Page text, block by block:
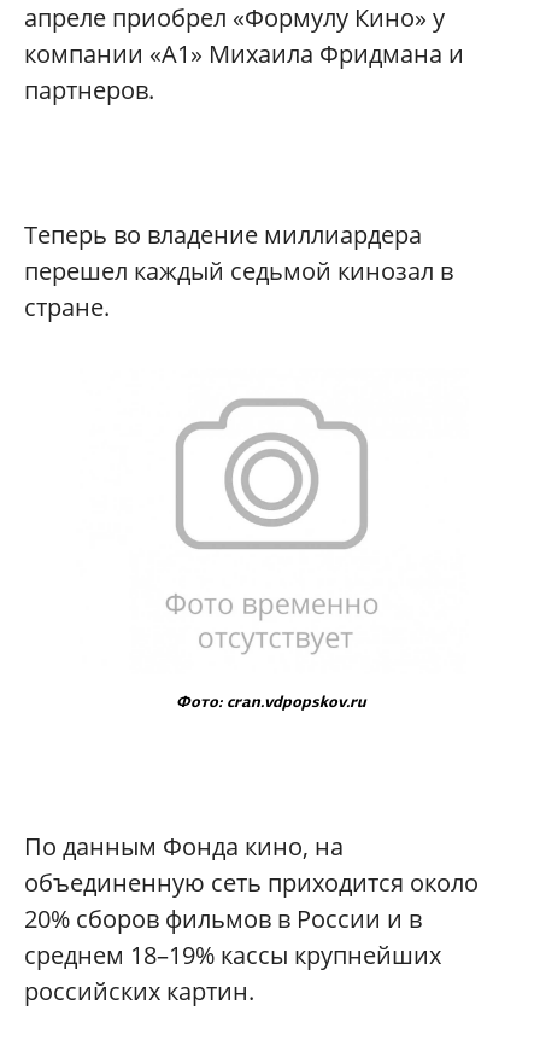
апреле приобрел «Формулу Кино» у
компании «А1» Михаила Фридмана и
партнеров.
Теперь во владение миллиардера
перешел каждый седьмой кинозал в
стране.
Фото: cran.vdpopskov.ru
По данным Фонда кино, на
объединенную сеть приходится около
20% сборов фильмов в России и в
среднем 18–19% кассы крупнейших
российских картин.